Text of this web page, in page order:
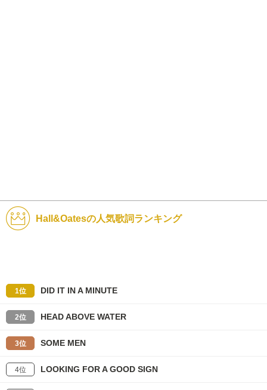
Hall&Oatesの人気歌詞ランキング
1位 DID IT IN A MINUTE
2位 HEAD ABOVE WATER
3位 SOME MEN
4位 LOOKING FOR A GOOD SIGN